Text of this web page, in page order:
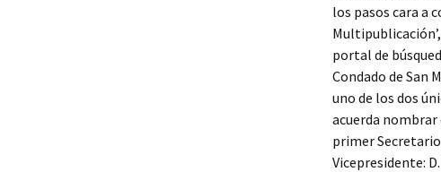
los pasos cara a
portal de
Condado de San
uno de los dos
acuerda
primer
Vicepresidente: